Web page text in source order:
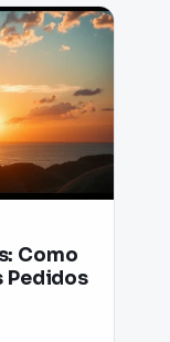
Como
Pedidos